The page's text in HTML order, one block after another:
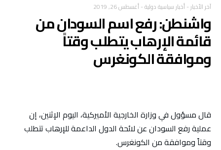
آخر الأخبار-أخبار سياسية دولية-أغسطس 26, 2019
واشنطن: رفع اسم السودان من
قائمة الإرهاب يتطلب وقتاً
وموافقة الكونغرس
قال مسؤول في وزارة الخارجية الأميركية، اليوم الإثنين، إن
عملية رفع السودان عن لائحة الدول الداعمة للإرهاب تتطلب
وقتاً وموافقة من الكونغرس.